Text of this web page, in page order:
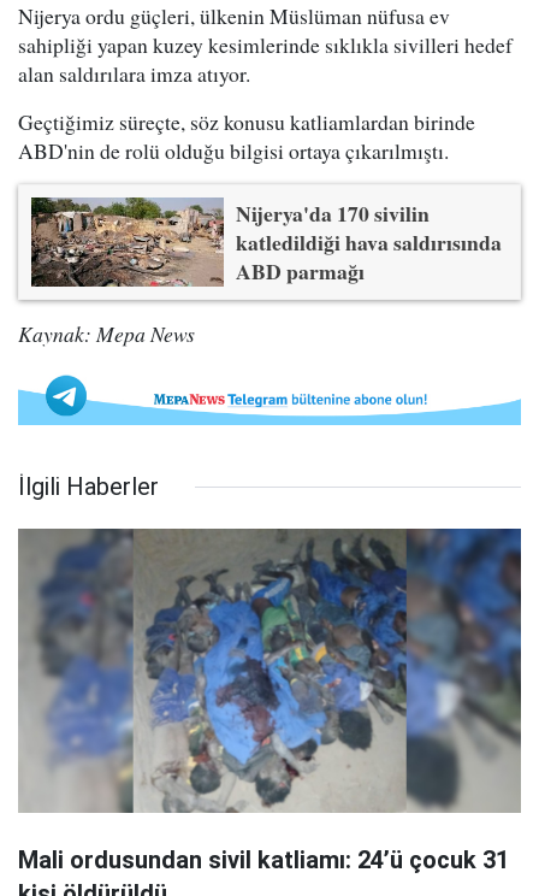
Nijerya ordu güçleri, ülkenin Müslüman nüfusa ev
sahipliği yapan kuzey kesimlerinde sıklıkla sivilleri hedef
alan saldırılara imza atıyor.
Geçtiğimiz süreçte, söz konusu katliamlardan birinde
ABD'nin de rolü olduğu bilgisi ortaya çıkarılmıştı.
Nijerya'da 170 sivilin
katledildiği hava saldırısında
ABD parmağı
Kaynak: Mepa News
İlgili Haberler
Mali ordusundan sivil katliamı: 24’ü çocuk 31